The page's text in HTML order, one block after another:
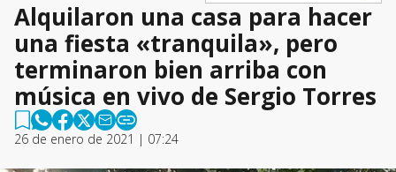
Alquilaron una casa para hacer
una fiesta «tranquila», pero
terminaron bien arriba con
música en vivo de Sergio Torres
26 de enero de 2021 | 07:24